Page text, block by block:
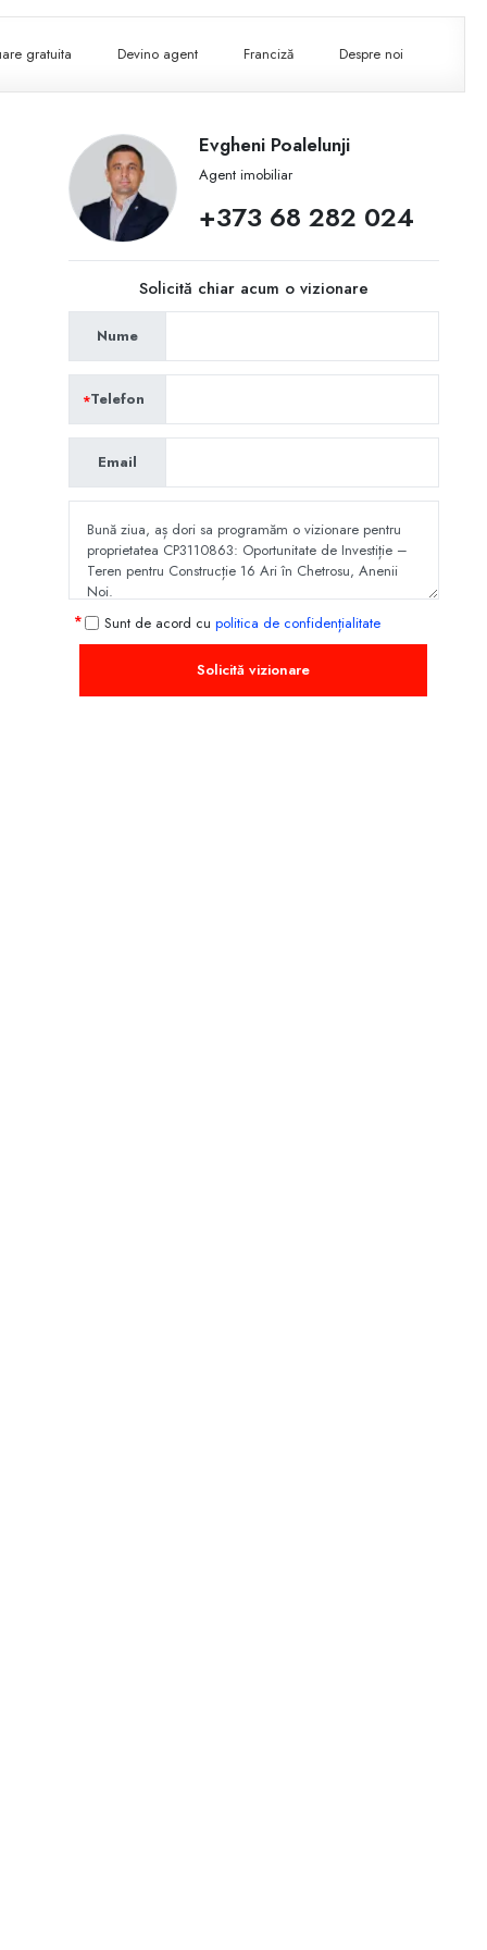
gratuita Devino agent Franciză Despre noi
Evgheni Poalelunji
Agent imobiliar
+373 68 282 024
Solicită chiar acum o vizionare
Nume
Telefon
Email
Sunt de acord cu politica de confidențialitate
Solicită vizionare